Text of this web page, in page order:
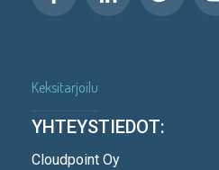
Keksitarjoilu
YHTEYSTIEDOT:
Cloudpoint Oy